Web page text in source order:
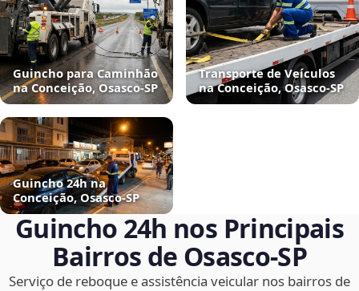
Guincho para Caminhão
na Conceição, Osasco‑SP
Transporte de Veículos
na Conceição, Osasco‑SP
Guincho 24h na
Conceição, Osasco‑SP
Guincho 24h nos Principais
Bairros de Osasco‑SP
Serviço de reboque e assistência veicular nos bairros de